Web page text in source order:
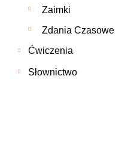
Zaimki
Zdania Czasowe
Ćwiczenia
Słownictwo